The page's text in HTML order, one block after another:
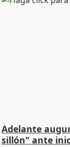
Adelante
sillón" ante